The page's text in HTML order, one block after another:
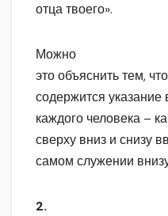
отца твоего».
Можно
это объяснить тем,
содержится
каждого человека –
сверху вниз и снизу
самом служении
2.